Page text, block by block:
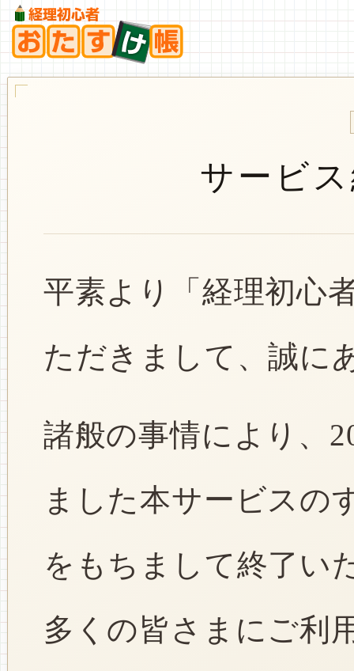
サービ
平素より「経理初心
ただきまして、誠に
諸般の事情により、
ました本サービスの
をもちまして終了い
多くの皆さまにご利